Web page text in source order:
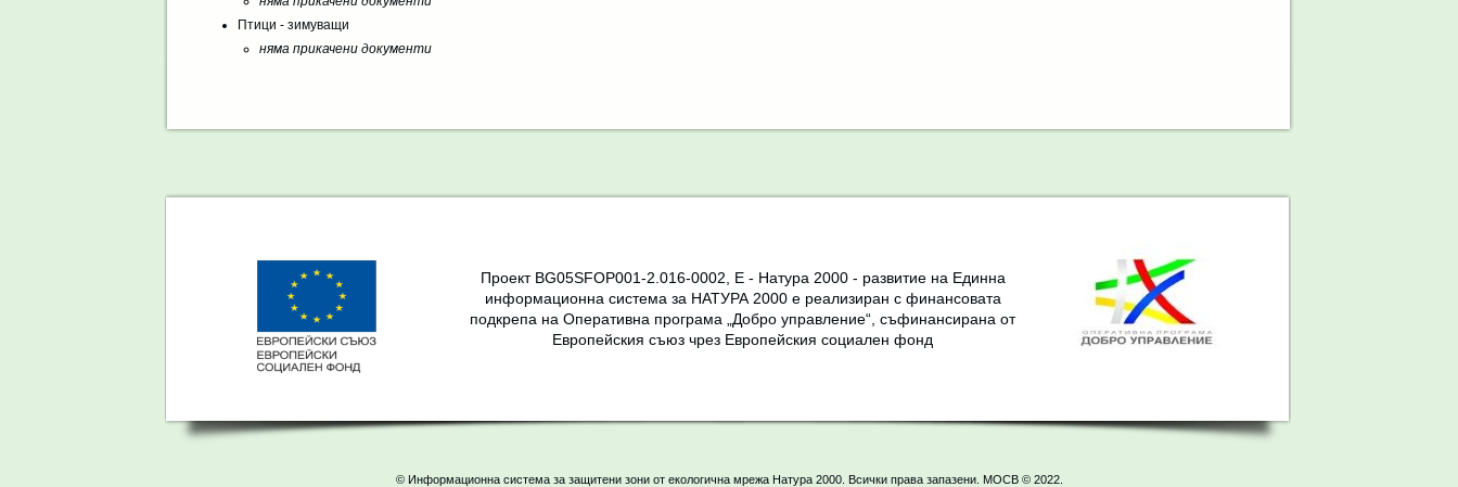
Птици - зимуващи
няма прикачени документи
Проект BG05SFOP001-2.016-0002, Е - Натура 2000 - развитие на Единна
информационна система за НАТУРА 2000 е реализиран с финансовата
подкрепа на Оперативна програма „Добро управление“, съфинансирана от
Европейския съюз чрез Европейския социален фонд
© Информационна система за защитени зони от екологична мрежа Натура 2000. Всички права запазени. МОСВ © 2022.